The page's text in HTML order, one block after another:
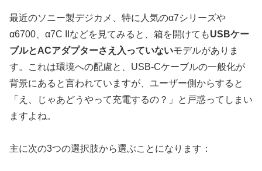
最近のソニー製デジカメ、特に人気のα7シリーズや
α6700、α7C IIなどを見てみると、箱を開けてもUSBケー
ブルとACアダプターさえ入っていないモデルがありま
す。これは環境への配慮と、USB-Cケーブルの一般化が
背景にあると言われていますが、ユーザー側からすると
「え、じゃあどうやって充電するの？」と戸惑ってしまい
ますよね。
主に次の3つの選択肢から選ぶことになります：